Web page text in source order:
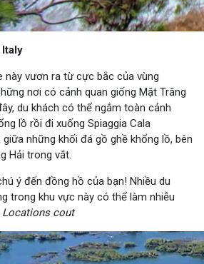
Italy
này vươn ra từ cực bắc của vùng
nơi có cảnh quan giống Mặt Trăng
du khách có thể ngắm toàn cảnh
lồ rồi đi xuống Spiaggia Cala
những khối đá gồ ghề khổng lồ, bên
Hải trong vắt.
ý đến đồng hồ của bạn! Nhiều du
trong khu vực này có thể làm nhiễu
Locations cout